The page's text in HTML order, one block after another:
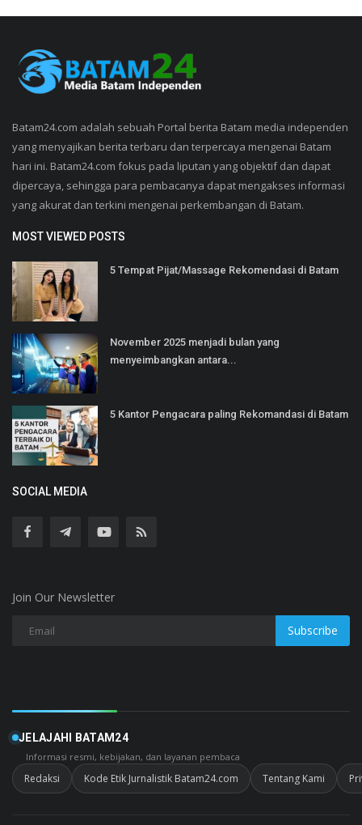
Batam24.com adalah sebuah Portal berita Batam media independen
yang menyajikan berita terbaru dan terpercaya mengenai Batam
hari ini. Batam24.com fokus pada liputan yang objektif dan dapat
dipercaya, sehingga para pembacanya dapat mengakses informasi
yang akurat dan terkini mengenai perkembangan di Batam.
MOST VIEWED POSTS
5 Tempat Pijat/Massage Rekomendasi di Batam
November 2025 menjadi bulan yang
menyeimbangkan antara...
5 Kantor Pengacara paling Rekomandasi di Batam
SOCIAL MEDIA
Join Our Newsletter
Subscribe
JELAJAHI BATAM24
Informasi resmi, kebijakan, dan layanan pembaca
Redaksi Kode Etik Jurnalistik Batam24.com Tentang Kami